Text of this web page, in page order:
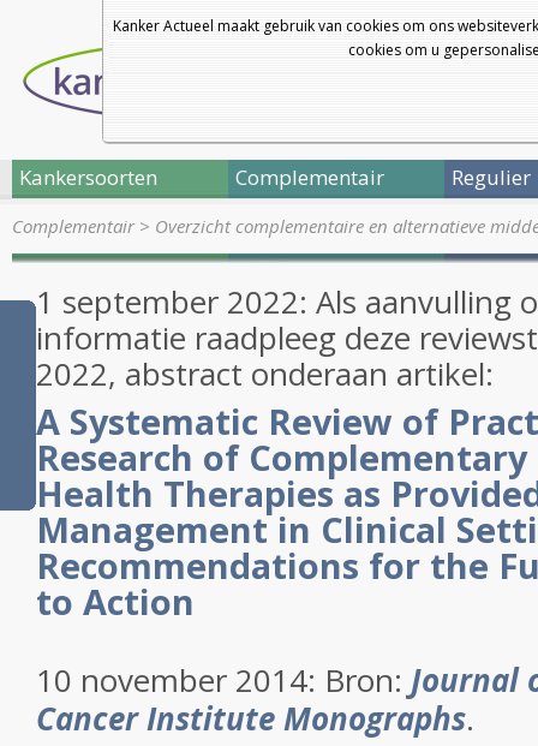
Kanker Actueel maakt gebruik van cookies om ons
cookies om u
Kankersoorten Complementair Regulier
Complementair> Overzicht complementaire en alternatieve
1 september 2022: Als aanvulling
informatie raadpleeg deze
2022, abstract onderaan artikel:
A Systematic Review of
Research of
Health Therapies as
Management in Clinical
Recommendations for the
to Action
10 november 2014: Bron: Journal
Cancer Institute Monographs.